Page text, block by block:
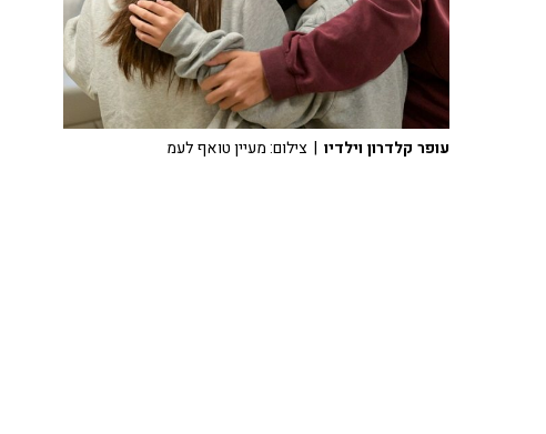
עופר קלדרון וילדיו | צילום: מעיין טואף לעמ